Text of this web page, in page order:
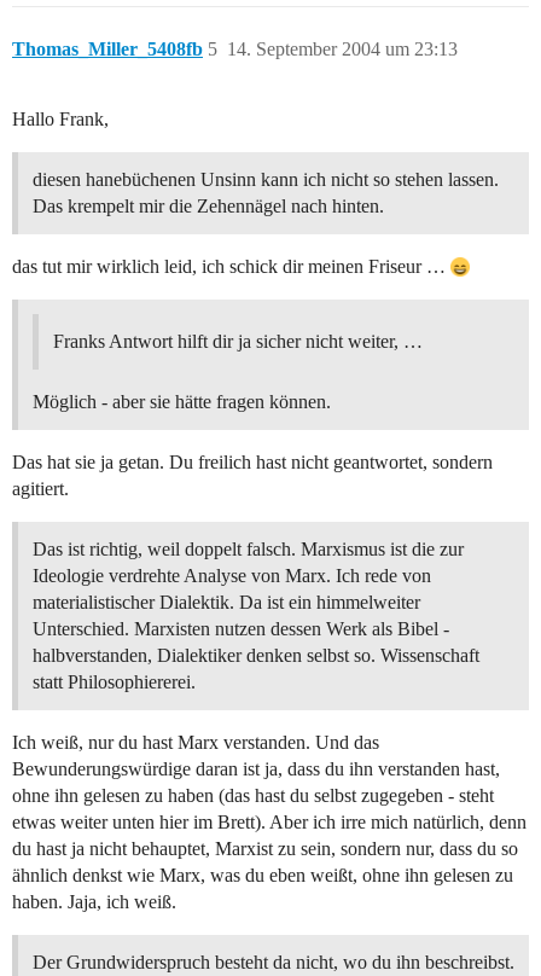
Thomas_Miller_5408fb 14. September 2004 um 23:13
5
Hallo Frank,
diesen hanebüchenen Unsinn kann ich nicht so stehen lassen.
Das krempelt mir die Zehennägel nach hinten.
das tut mir wirklich leid, ich schick dir meinen Friseur …
Franks Antwort hilft dir ja sicher nicht weiter, …
Möglich - aber sie hätte fragen können.
Das hat sie ja getan. Du freilich hast nicht geantwortet, sondern
agitiert.
Das ist richtig, weil doppelt falsch. Marxismus ist die zur
Ideologie verdrehte Analyse von Marx. Ich rede von
materialistischer Dialektik. Da ist ein himmelweiter
Unterschied. Marxisten nutzen dessen Werk als Bibel -
halbverstanden, Dialektiker denken selbst so. Wissenschaft
statt Philosophiererei.
Ich weiß, nur du hast Marx verstanden. Und das
Bewunderungswürdige daran ist ja, dass du ihn verstanden hast,
ohne ihn gelesen zu haben (das hast du selbst zugegeben - steht
etwas weiter unten hier im Brett). Aber ich irre mich natürlich, denn
du hast ja nicht behauptet, Marxist zu sein, sondern nur, dass du so
ähnlich denkst wie Marx, was du eben weißt, ohne ihn gelesen zu
haben. Jaja, ich weiß.
Der Grundwiderspruch besteht da nicht, wo du ihn beschreibst.